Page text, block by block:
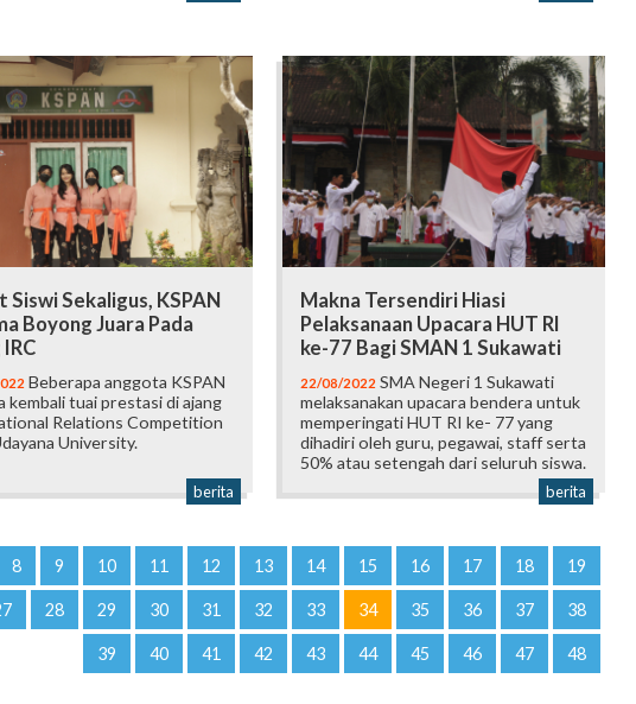
Siswi Sekaligus, KSPAN
Boyong Juara Pada
Beberapa anggota KSPAN
kembali tuai prestasi di ajang
Relations Competition
University.
berita
Makna Tersendiri Hiasi
Pelaksanaan Upacara HUT RI
ke-77 Bagi SMAN 1 Sukawati
22/08/2022 SMA Negeri 1 Sukawati
melaksanakan upacara bendera untuk
memperingati HUT RI ke- 77 yang
dihadiri oleh guru, pegawai, staff serta
50% atau setengah dari seluruh siswa.
berita
8 9 10 11 12 13 14 15 16 17 18 19
28 29 30 31 32 33 34 35 36 37 38
39 40 41 42 43 44 45 46 47 48